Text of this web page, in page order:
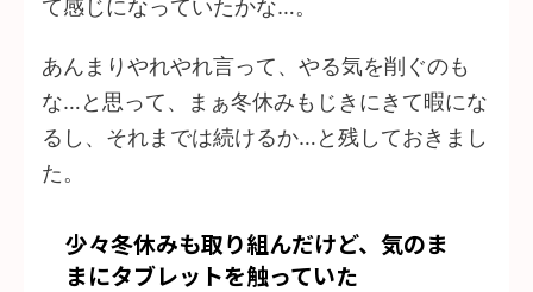
て感じになっていたかな…。
あんまりやれやれ言って、やる気を削ぐのも
な…と思って、まぁ冬休みもじきにきて暇にな
るし、それまでは続けるか…と残しておきまし
た。
少々冬休みも取り組んだけど、気のま
まにタブレットを触っていた